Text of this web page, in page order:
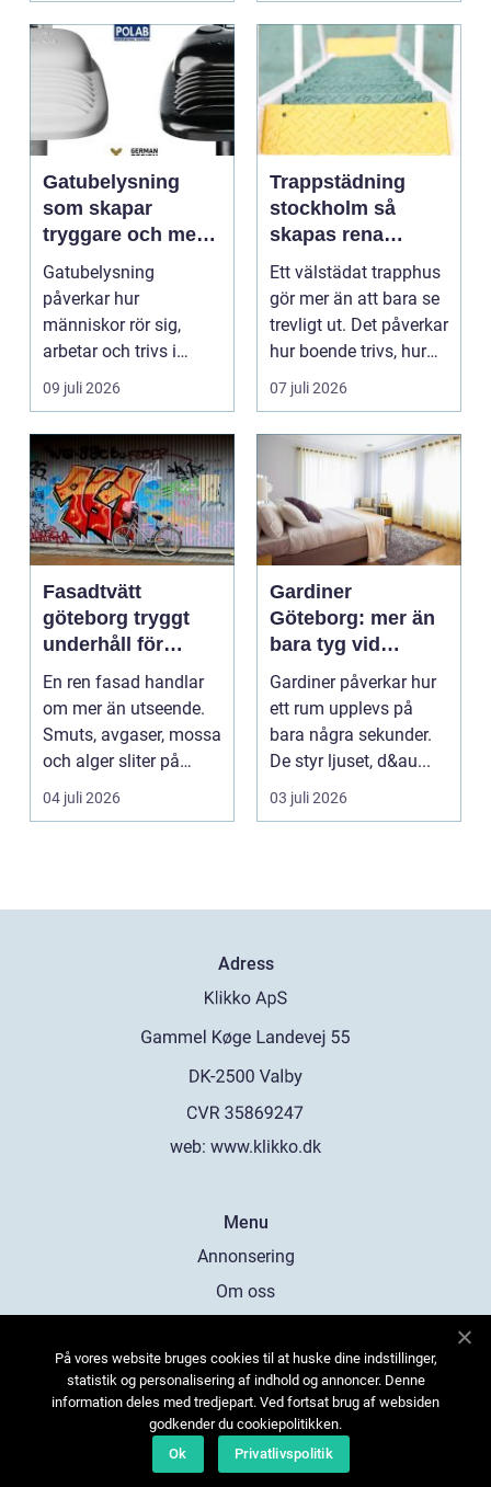
Gatubelysning
som skapar
tryggare och mer
hållbara miljöer
Gatubelysning
påverkar hur
människor rör sig,
arbetar och trivs i
städer och samhällen.
Bra belysnin...
09 juli 2026
Trappstädning
stockholm så
skapas rena
trapphus som
håller över tid
Ett välstädat trapphus
gör mer än att bara se
trevligt ut. Det påverkar
hur boende trivs, hur
besöka...
07 juli 2026
Fasadtvätt
göteborg tryggt
underhåll för
hållbara fasader
En ren fasad handlar
om mer än utseende.
Smuts, avgaser, mossa
och alger sliter på
materialen och ka...
04 juli 2026
Gardiner
Göteborg: mer än
bara tyg vid
fönstret
Gardiner påverkar hur
ett rum upplevs på
bara några sekunder.
De styr ljuset, d&au...
03 juli 2026
Adress
web: www.klikko.dk
Menu
Annonsering
Om oss
Kontakta oss
Sitemap
På vores website bruges cookies til at huske dine indstillinger,
statistik og personalisering af indhold og annoncer. Denne
information deles med tredjepart. Ved fortsat brug af websiden
godkender du cookiepolitikken.
Ok
Privatlivspolitik